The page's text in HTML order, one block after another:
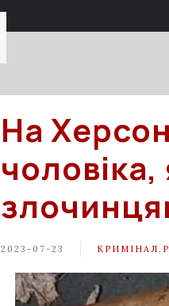
На
2023-07-23 КРИМІНАЛ